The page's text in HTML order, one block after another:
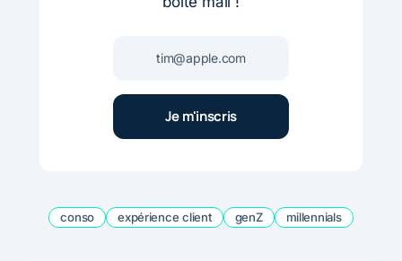
conso expérience client genZ millennials